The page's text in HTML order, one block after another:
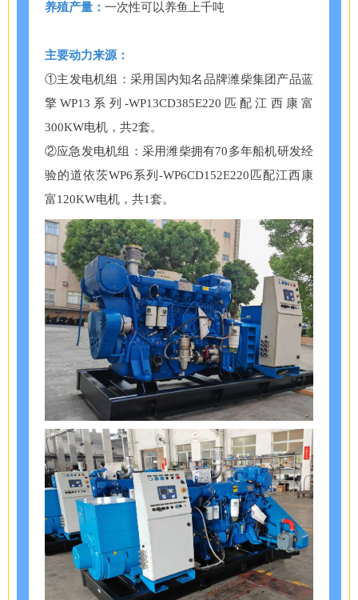
养殖产量： 一次性可以养鱼上千吨
主要动力来源：
①主发电机组：采用国内知名品牌潍柴集团产品蓝
擎WP13系列-WP13CD385E220匹配江西康富
300KW电机，共2套。
②应急发电机组：采用潍柴拥有70多年船机研发经
验的道依茨WP6系列-WP6CD152E220匹配江西康
富120KW电机，共1套。